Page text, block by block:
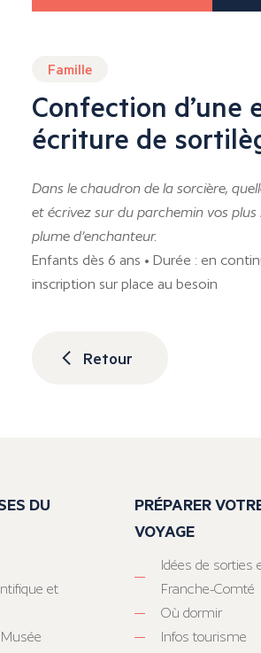
Famille
Confection d’une
écriture de
Dans le chaudron de la sorcière,
et écrivez sur du parchemin vos plus
plume d’enchanteur.
Enfants dès 6 ans • Durée : en
inscription sur place au besoin
Retour
DU
et
PRÉPARER
VOYAGE
Idées de sorties
Franche-Comté
Où dormir
Infos tourisme